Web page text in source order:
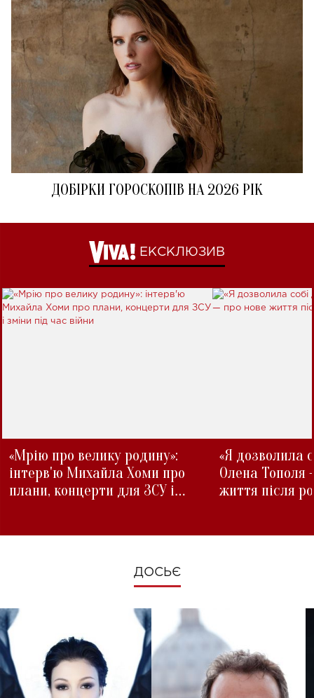
ДОБІРКИ ГОРОСКОПІВ НА 2026 РІК
ЕКСКЛЮЗИВ
«Мрію про велику родину»:
інтерв'ю Михайла Хоми про
плани, концерти для ЗСУ і
«Я дозволила
Олена Тополя
життя після
ДОСЬЄ